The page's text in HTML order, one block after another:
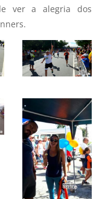
ver a alegria dos